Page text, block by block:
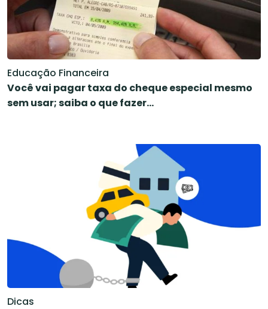
Educação Financeira
Você vai pagar taxa do cheque especial mesmo
sem usar; saiba o que fazer…
Dicas